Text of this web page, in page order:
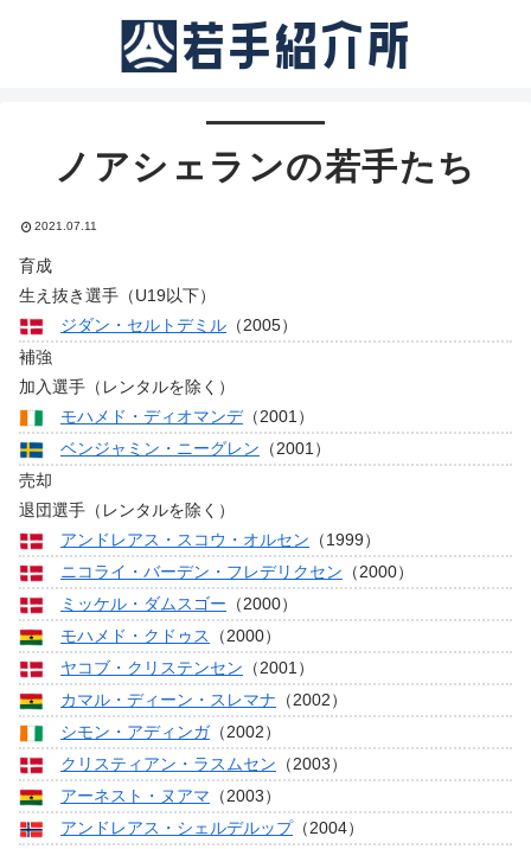
ノアシェランの若手たち
2021.07.11
育成
生え抜き選手（U19以下）
ジダン・セルトデミル （2005）
補強
加入選手（レンタルを除く）
モハメド・ディオマンデ（2001）
ベンジャミン・ニーグレン （2001）
売却
退団選手（レンタルを除く）
アンドレアス・スコウ・オルセン （1999）
ニコライ・バーデン・フレデリクセン （2000）
ミッケル・ダムスゴー （2000）
モハメド・クドゥス
（2000）
ヤコブ・クリステンセン （2001）
カマル・ディーン・スレマナ （2002）
シモン・アディンガ（2002）
クリスティアン・ラスムセン （2003）
アーネスト・ヌアマ （2003）
アンドレアス・シェルデルップ（2004）